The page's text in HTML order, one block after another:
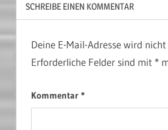
SCHREIBE EINEN KOMMENTAR
Deine E-Mail-Adresse wird
Erforderliche Felder sind mit *
Kommentar *